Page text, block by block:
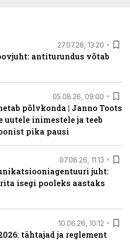
27.07.26, 13:20
antiturundus võtab
05.08.26, 09:00
põlvkonda | Janno Toots
uutele inimestele ja teeb
pika pausi
07.08.26, 11:13
juht:
isegi pooleks aastaks
10.06.26, 10:12
tähtajad ja reglement